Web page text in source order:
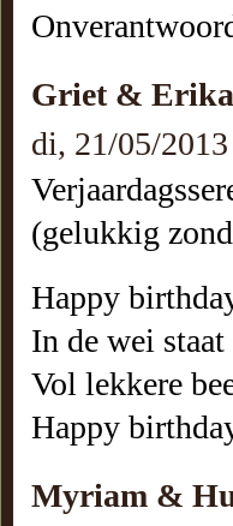
Griet & Erika
di, 21/05/
(gelukkig
Happy
In de wei
Vol lekkere
Happy
Myriam &